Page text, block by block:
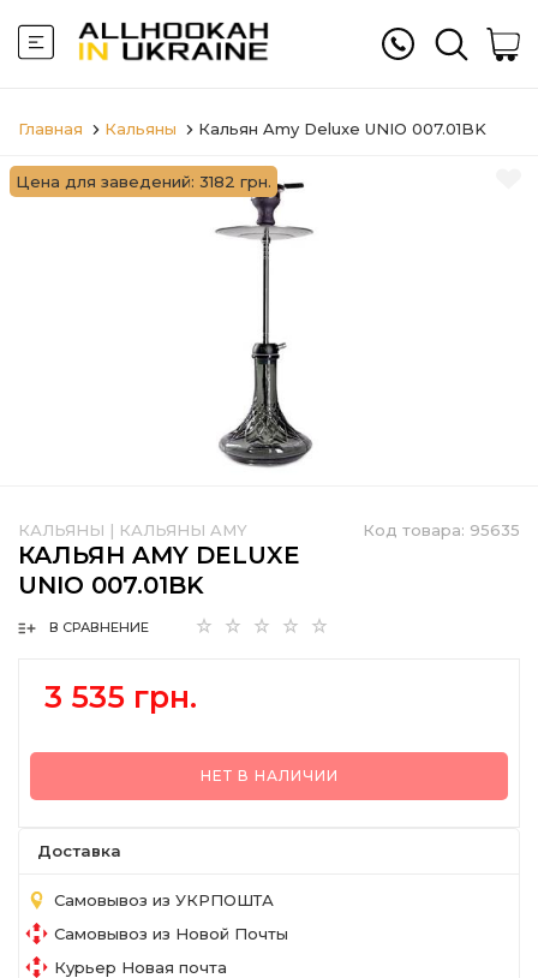
Главная Кальяны Кальян Amy Deluxe UNIO 007.01BK
Цена для заведений: 3182 грн.
Код товара: 95635
КАЛЬЯНЫ | КАЛЬЯНЫ AMY
КАЛЬЯН AMY DELUXE
UNIO 007.01BK
В СРАВНЕНИЕ
3 535 грн.
НЕТ В НАЛИЧИИ
Доставка
Самовывоз из УКРПОШТА
Самовывоз из Новой Почты
Курьер Новая почта